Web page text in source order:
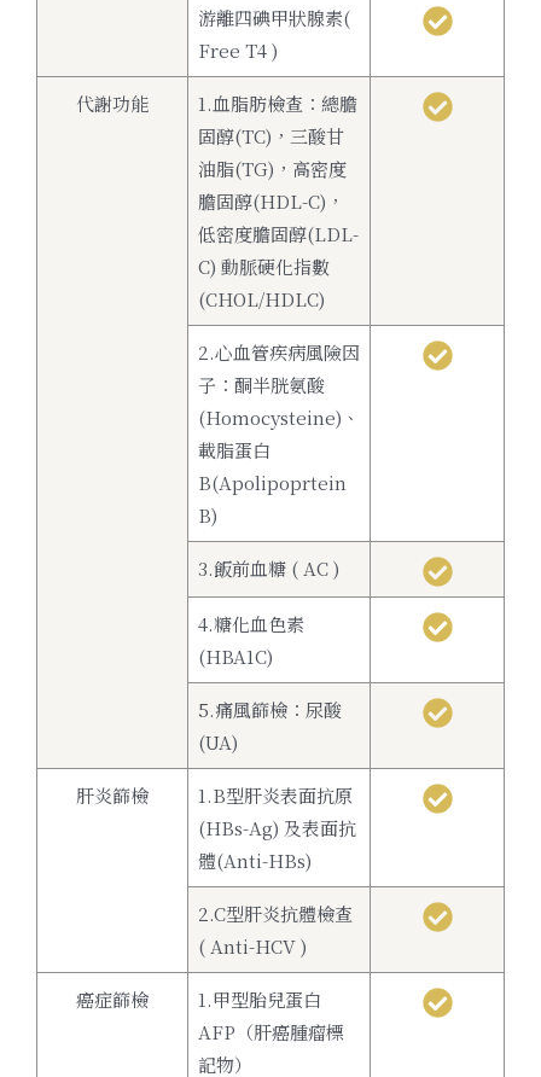
游離四碘甲狀腺素(
Free T4 )
代謝功能
1.血脂肪檢查：總膽
固醇(TC)，三酸甘
油脂(TG)，高密度
膽固醇(HDL-C)，
低密度膽固醇(LDL-
C) 動脈硬化指數
(CHOL/HDLC)
2.心血管疾病風險因
子：酮半胱氨酸
(Homocysteine)、
載脂蛋白
B(Apolipoprtein
B)
3.飯前血糖 ( AC )
4.糖化血色素
(HBA1C)
5.痛風篩檢：尿酸
(UA)
肝炎篩檢
1.B型肝炎表面抗原
(HBs-Ag) 及表面抗
體(Anti-HBs)
2.C型肝炎抗體檢查
( Anti-HCV )
癌症篩檢
1.甲型胎兒蛋白
AFP（肝癌腫瘤標
記物）